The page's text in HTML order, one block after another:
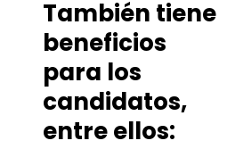
También tiene
beneficios
para los
candidatos,
entre ellos: